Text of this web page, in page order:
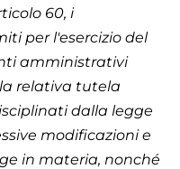
60, i
per l'esercizio del
amministrativi
relativa tutela
dalla legge
modificazioni e
in materia, nonché